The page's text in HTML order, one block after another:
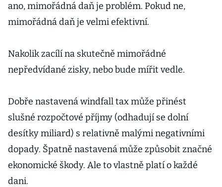
ano, mimořádná daň je problém. Pokud ne,
mimořádná daň je velmi efektivní.
Nakolik zacílí na skutečně mimořádné
nepředvídané zisky, nebo bude mířit vedle.
Dobře nastavená windfall tax může přinést
slušné rozpočtové příjmy (odhadují se dolní
desítky miliard) s relativně malými negativními
dopady. Špatně nastavená může způsobit značné
ekonomické škody. Ale to vlastně platí o každé
dani.